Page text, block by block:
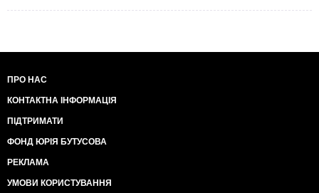
ПРО НАС
КОНТАКТНА ІНФОРМАЦІЯ
ПІДТРИМАТИ
ФОНД ЮРІЯ БУТУСОВА
РЕКЛАМА
УМОВИ КОРИСТУВАННЯ